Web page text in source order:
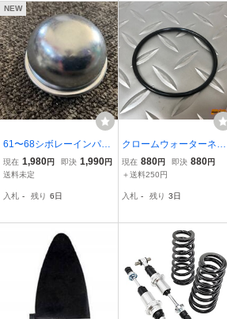
NEW
61〜68シボレーインパラ
ハブベアリング グリスキ
ャップ 67-69カマロハブ
ィスクキットハブキャッ
現在 1,980円 即決 1,990円
送料未定
入札 - 残り 6日
クロームウォーターネッ
ク用Oリング シボレ
ー インパラ ベルエ
グ Oリング スチール
現在 880円 即決 880円
＋送料250円
入札 - 残り 3日